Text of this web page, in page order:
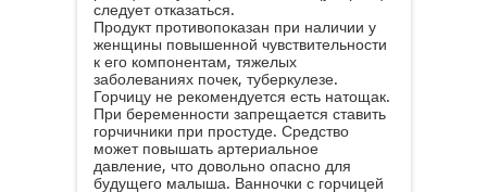
следует отказаться.
Продукт противопоказан при наличии у
женщины повышенной чувствительности
к его компонентам, тяжелых
заболеваниях почек, туберкулезе.
Горчицу не рекомендуется есть натощак.
При беременности запрещается ставить
горчичники при простуде. Средство
может повышать артериальное
давление, что довольно опасно для
будущего малыша. Ванночки с горчицей